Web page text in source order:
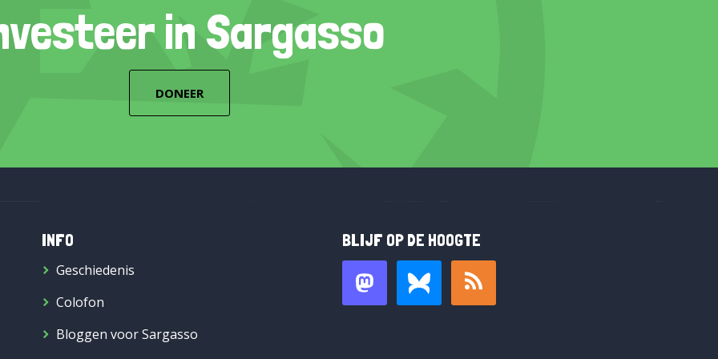
in Sargasso
DONEER
INFO
Geschiedenis
Colofon
Bloggen voor Sargasso
BLIJF OP DE HOOGTE